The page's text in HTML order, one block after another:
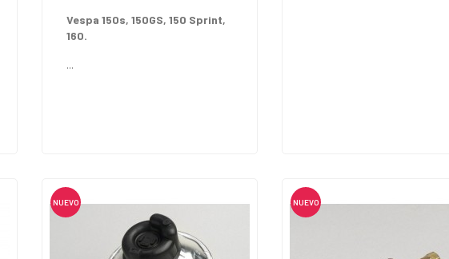
Vespa 150s, 150GS, 150 Sprint,
160.
...
NUEVO NUEVO